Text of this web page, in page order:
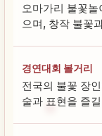
오마가리 불꽃
으며, 창작 불꽃
경연대회 볼거리
전국의 불꽃 장
술과 표현을 즐